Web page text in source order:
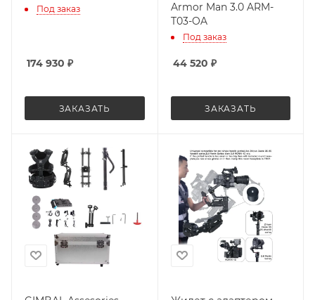
Под заказ
174 930 ₽
ЗАКАЗАТЬ
Armor Man 3.0 ARM-
T03-OA
Под заказ
44 520 ₽
ЗАКАЗАТЬ